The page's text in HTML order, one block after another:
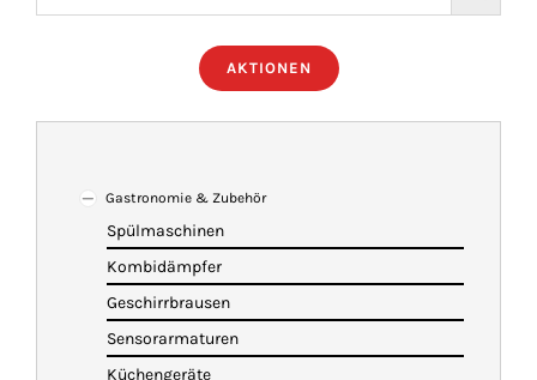
IMBISSANHÄNGER
KATALOG
AKTIONEN
Gastronomie & Zubehör
Spülmaschinen
Kombidämpfer
Geschirrbrausen
Sensorarmaturen
Küchengeräte